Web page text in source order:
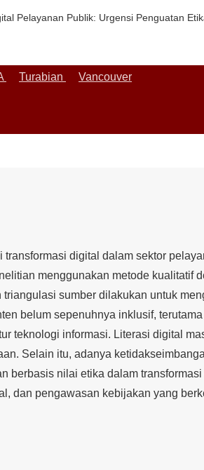
Pelayanan Publik: Urgensi Penguatan
Turabian Vancouver
digital dalam sektor
menggunakan metode kualitatif
sumber dilakukan untuk
belum sepenuhnya inklusif,
teknologi informasi. Literasi digital
Selain itu, adanya
berbasis nilai etika dalam
dan pengawasan kebijakan yang